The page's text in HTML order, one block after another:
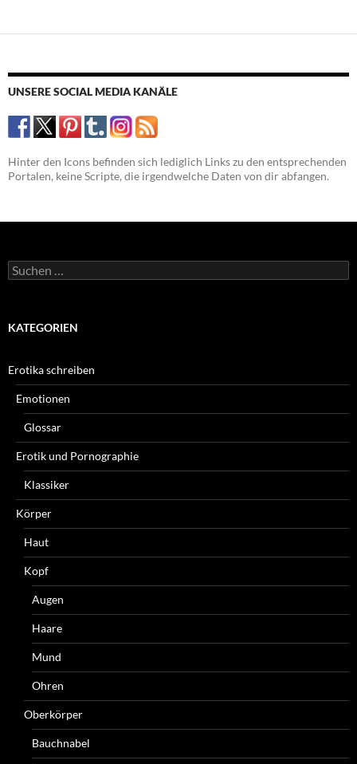
UNSERE SOCIAL MEDIA KANÄLE
Hinter den Icons befinden sich lediglich Links zu den entsprechenden
Portalen, keine Scripte, die irgendwelche Daten von dir abfangen.
Suchen
nach:
KATEGORIEN
Erotika schreiben
Emotionen
Glossar
Erotik und Pornographie
Klassiker
Körper
Haut
Kopf
Augen
Haare
Mund
Ohren
Oberkörper
Bauchnabel